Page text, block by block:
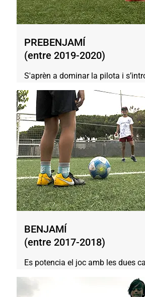
PREBENJAMÍ
(entre 2019-2020)
S'aprèn a dominar la pilota i
BENJAMÍ
(entre 2017-2018)
Es potencia el joc amb les dues